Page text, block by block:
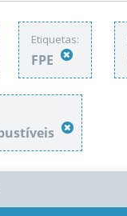
Etiquetas:
FPE